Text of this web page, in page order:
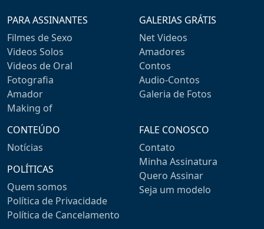
PARA ASSINANTES
Filmes de Sexo
Videos Solos
Videos de Oral
Fotografia
Amador
Making of
GALERIAS GRÁTIS
Net Videos
Amadores
Contos
Audio-Contos
Galeria de Fotos
CONTEÚDO
Notícias
POLÍTICAS
Quem somos
Política de Privacidade
Política de Cancelamento
FALE CONOSCO
Contato
Minha Assinatura
Quero Assinar
Seja um modelo